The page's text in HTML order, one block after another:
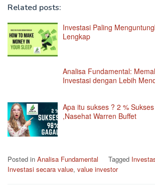
Related posts:
Investasi Paling
Lengkap
Analisa Fundamental:
Investasi dengan Lebih
Apa itu sukses ? 2 %
,Nasehat Warren Buffet
Posted in Analisa Fundamental Tagged
Investasi secara value, value investor